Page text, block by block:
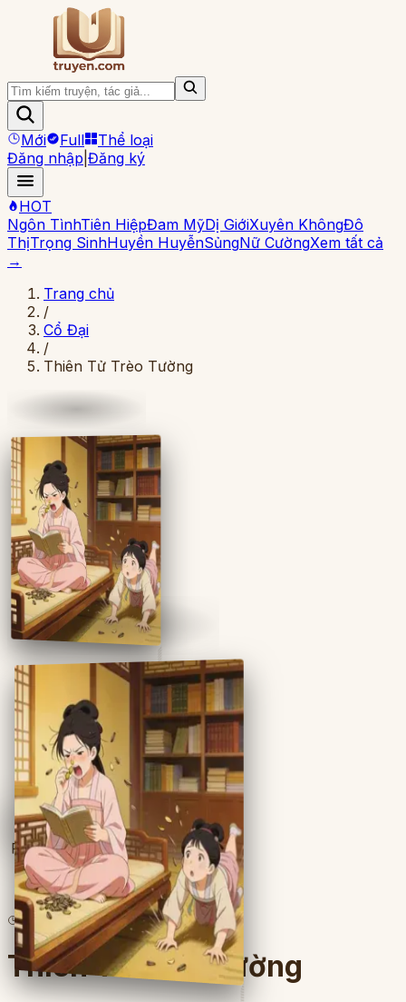
Mới Full
Thể loại
Đăng nhập Đăng ký
HOT
Ngôn TìnhTiên HiệpĐam MỹDị GiớiXuyên KhôngĐô
ThịTrọng SinhHuyền HuyễnSủngNữ CườngXem tất cả
→
Trang chủ
/
Cổ Đại
/
Thiên Tử Trèo Tường
Full
4 lượt đọc· 9chương
Thiên Tử Trèo Tường